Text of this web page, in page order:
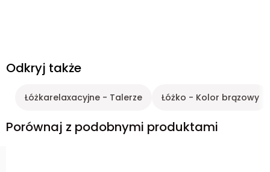
Odkryj także
Łóżkarelaxacyjne - Talerze Łóżko - Kolor brązowy
Porównaj z podobnymi produktami